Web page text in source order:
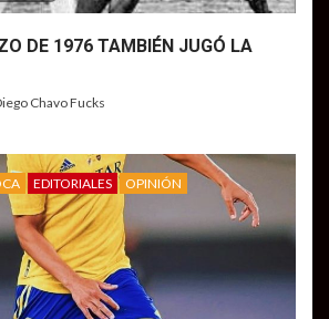
DE 1976 TAMBIÉN JUGÓ LA
Chavo Fucks
EDITORIALES OPINIÓN